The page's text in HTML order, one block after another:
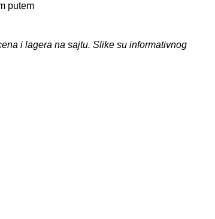
putem
i lagera na sajtu. Slike su informativnog